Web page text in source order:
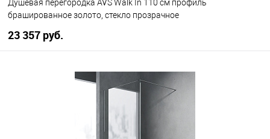
Душевая перегородка AVS Walk In 110 см профиль
брашированное золото, стекло прозрачное
23 357 руб.
В корзину
В наличии